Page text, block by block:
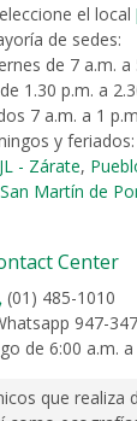
el local
de sedes:
de 7 a.m. a
1.30 p.m. a
7 a.m. a 1
y feriados:
- Zárate,
San Martín de
Center
(01) 485-1010
947-
de 6:00 a.m. a
que realiza